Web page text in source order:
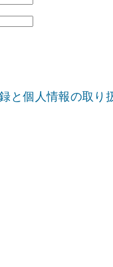
と個人情報の取り